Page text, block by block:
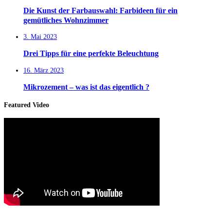
Die Kunst der Farbauswahl: Farbideen für ein
gemütliches Wohnzimmer
3. Mai 2023
Drei Tipps für eine perfekte Beleuchtung
16. März 2023
Mikrozement – was ist das eigentlich ?
Featured Video